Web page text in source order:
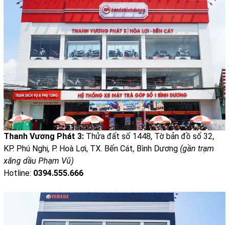
Thanh Vương Phát 3: Thửa đất số 1448, Tờ bản đồ số 32,
KP. Phú Nghị, P. Hoà Lợi, TX. Bến Cát, Bình Dương (gần trạm
xăng dầu Phạm Vũ)
Hotline: 0394.555.666